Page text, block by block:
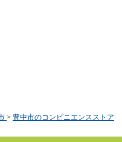
> 豊中市のコンビニエンスストア